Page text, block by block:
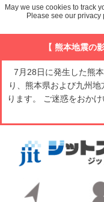
【 熊本地震の
7月28日に発生した熊
り、熊本県および九州
ります。 ご迷惑をおか
May we use cookies to track
Please see our